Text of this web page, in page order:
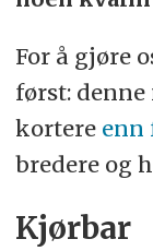
For å gjøre
først: denne
kortere enn
bredere og
Kjørbar